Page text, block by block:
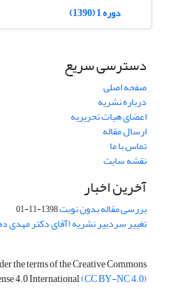
دوره 1 (1390)
دسترسی سریع
صفحه اصلی
درباره نشریه
اعضای هیات تحریریه
ارسال مقاله
تماس با ما
نقشه سایت
آخرین اخبار
بررسی مقاله بدون نوبت1398-11-01
تغییر سردبیر نشریه (آقای دکتر مهدی
the terms of the Creative Commons
4.0 International(CC BY-NC 4.0)